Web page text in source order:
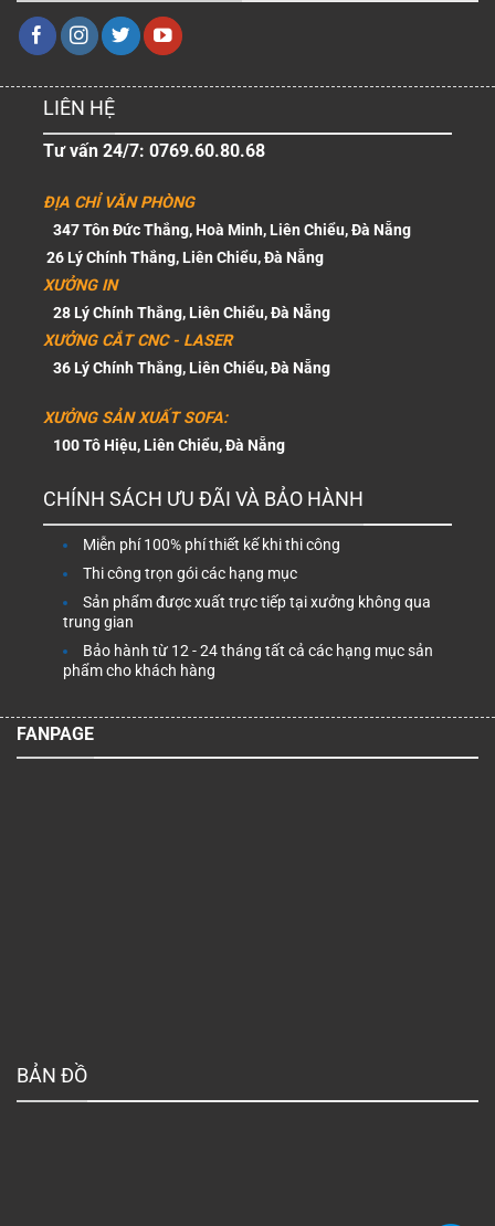
LIÊN HỆ
Tư vấn 24/7: 0769.60.80.68
ĐỊA CHỈ VĂN PHÒNG
347 Tôn Đức Thắng, Hoà Minh, Liên Chiểu, Đà Nẵng
26 Lý Chính Thắng, Liên Chiểu, Đà Nẵng
XƯỞNG IN
28 Lý Chính Thắng, Liên Chiểu, Đà Nẵng
XƯỞNG CẮT CNC - LASER
36 Lý Chính Thắng, Liên Chiểu, Đà Nẵng
XƯỞNG SẢN XUẤT SOFA:
100 Tô Hiệu, Liên Chiểu, Đà Nẵng
CHÍNH SÁCH ƯU ĐÃI VÀ BẢO HÀNH
Miễn phí 100% phí thiết kế khi thi công
Thi công trọn gói các hạng mục
Sản phẩm được xuất trực tiếp tại xưởng không qua
trung gian
Bảo hành từ 12 - 24 tháng tất cả các hạng mục sản
phẩm cho khách hàng
FANPAGE
BẢN ĐỒ